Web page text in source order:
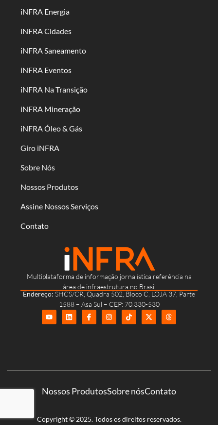
Multiplataforma de informação jornalística referência na
área de infraestrutura no Brasil
Endereço: SHCS/CR, Quadra 502, Bloco C, LOJA 37, Parte
1588 – Asa Sul – CEP: 70.330-530
iNFRA Energia
iNFRA Cidades
iNFRA Saneamento
iNFRA Eventos
iNFRA Na Transição
iNFRA Mineração
iNFRA Óleo & Gás
Giro iNFRA
Sobre Nós
Nossos Produtos
Assine Nossos Serviços
Contato
Nossos ProdutosSobre nósContato
Copyright © 2025. Todos os direitos reservados.